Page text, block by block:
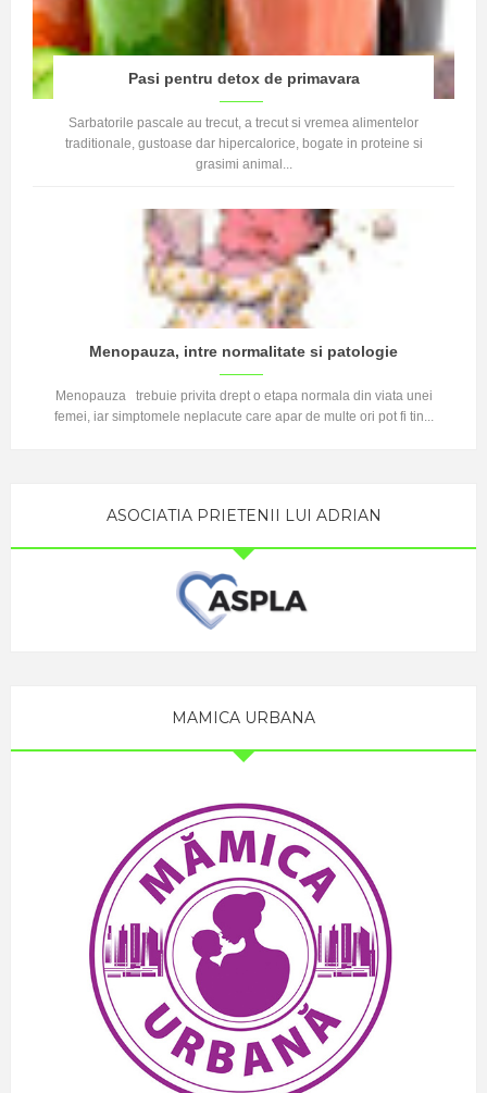
Pasi pentru detox de primavara
Sarbatorile pascale au trecut, a trecut si vremea alimentelor
traditionale, gustoase dar hipercalorice, bogate in proteine si
grasimi animal...
Menopauza, intre normalitate si patologie
Menopauza trebuie privita drept o etapa normala din viata unei
femei, iar simptomele neplacute care apar de multe ori pot fi tin...
ASOCIATIA PRIETENII LUI ADRIAN
MAMICA URBANA